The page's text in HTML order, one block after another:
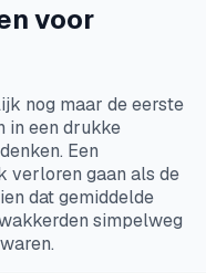
voor
nog maar de eerste
in een drukke
Een
verloren gaan als de
dat gemiddelde
simpelweg